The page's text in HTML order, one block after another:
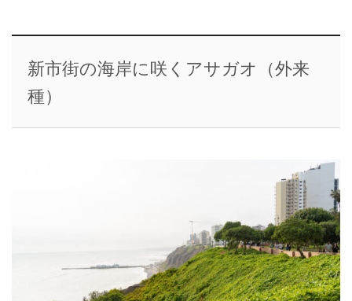
新市街の海岸に咲くアサガオ（外来
種）